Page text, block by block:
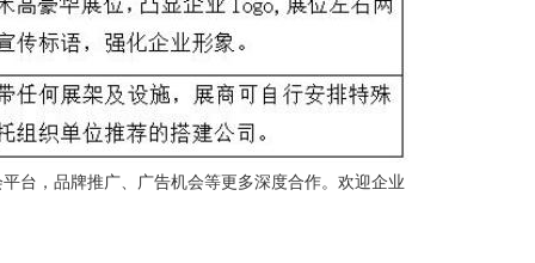
台，品牌推广、广告机会等更多深度合作。欢迎企业